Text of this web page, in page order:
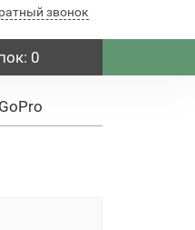
звонок
: 0